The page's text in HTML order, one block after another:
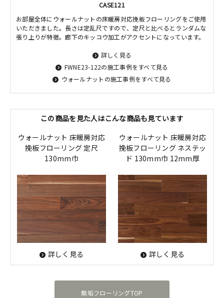
CASE121
お部屋全体にウォールナットの床暖房対応挽板フローリングをご使用
いただきました。長さは定乱尺ですので、定尺と比べるとランダムな
張り上りが特徴。廊下のキッコウ加工がアクセントになっています。
詳しく見る
FWNE23-122の施工事例をすべて見る
ウォールナットの施工事例をすべて見る
この商品を見た人はこんな商品も見ています
ウォールナット 床暖房対応
挽板フローリング 定尺
130mm巾
詳しく見る
ウォールナット 床暖房対応
挽板フローリング ネステッ
ド 130mm巾 12mm厚
詳しく見る
無垢フローリングTOP